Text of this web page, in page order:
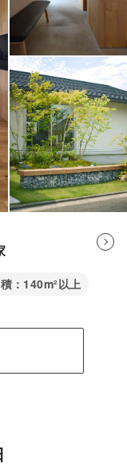
：140m²以上